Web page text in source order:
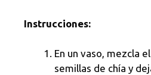
Instrucciones:
En un vaso, mezcla
semillas de chía y